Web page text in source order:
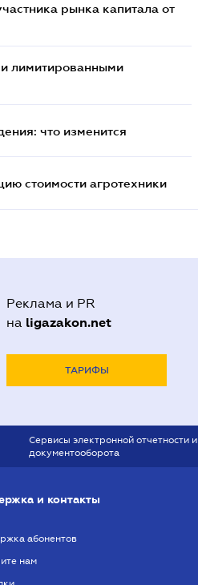
рынка капитала от
лимитированными
что изменится
стоимости агротехники
Реклама и PR
на ligazakon.net
ТАРИФЫ
Сервисы электронной отчетности и
документооборота
и контакты
абонентов
нам